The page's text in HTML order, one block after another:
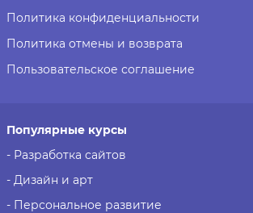
Политика конфиденциальности
Политика отмены и возврата
Пользовательское соглашение
Популярные курсы
- Разработка сайтов
- Дизайн и арт
- Персональное развитие